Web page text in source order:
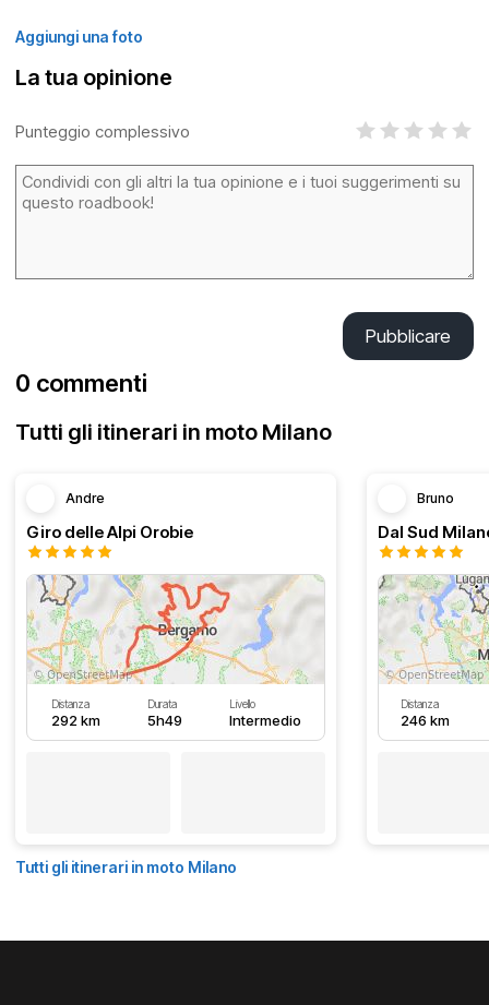
Aggiungi una foto
La tua opinione
Punteggio complessivo
Pubblicare
0 commenti
Tutti gli itinerari in moto Milano
Andre
Giro delle Alpi Orobie
Distanza
292 km
Durata
5h49
Livello
Intermedio
Bruno
Distanza
246 km
Tutti gli itinerari in moto Milano